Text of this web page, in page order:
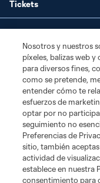
Tickets
Social Media
Corporate
MLS
Legal
Nosotros y nuestros
píxeles, balizas web
para diversos fines,
como se pretende,
entender cómo te
esfuerzos de
optar por no
seguimiento no
Preferencias de
sitio, también
actividad de
establece en nuestra
consentimiento para